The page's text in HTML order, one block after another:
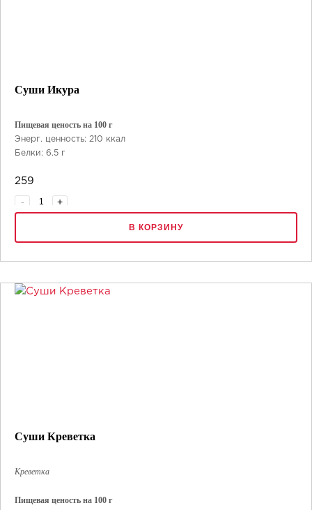
Суши Икура
Пищевая ценость на 100 г
Энерг. ценность: 210 ккал
Белки: 6.5 г
Углеводы: 27 г
259
- +
В КОРЗИНУ
Суши Креветка
Креветка
Пищевая ценость на 100 г